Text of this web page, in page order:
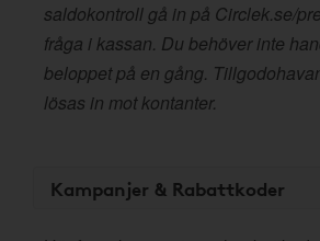
saldokontroll gå in på Circlek.se/
fråga i kassan. Du behöver inte
beloppet på en gång.
lösas in mot kontanter.
Kampanjer & Rabattkoder